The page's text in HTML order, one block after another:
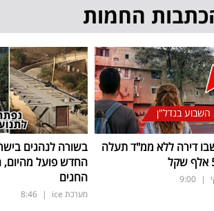
החמות
בנדל"ן
דירה ללא ממ"ד תעלה
|
9:00
בשורה לנהגים
החדש פועל
החגים
מערכת ice |
8:46